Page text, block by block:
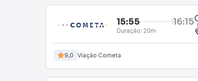
15:55 16:15
Duração: 20m
9,0 Viação Cometa